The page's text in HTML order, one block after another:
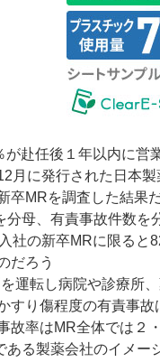
赴任後１年以内に営
月に発行された日本
卒MRを調査した結果
母、有責事故件数を
社の新卒MRに限ると
だろう
運転し病院や診療所
すり傷程度の有責事
故率はMR全体では２
る製薬会社のイメー